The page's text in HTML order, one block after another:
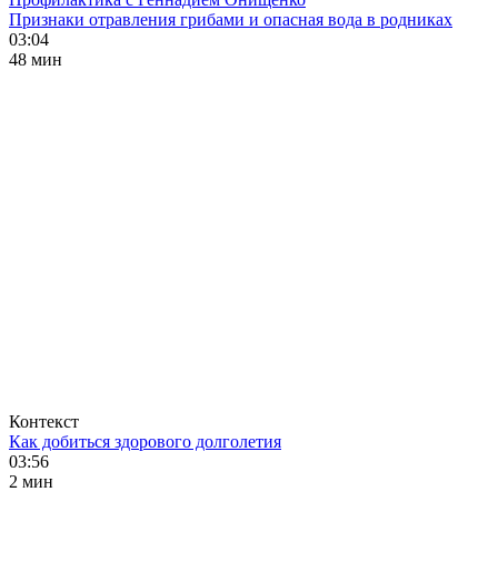
Признаки отравления грибами и опасная вода в родниках
03:04
48 мин
Контекст
Как добиться здорового долголетия
03:56
2 мин